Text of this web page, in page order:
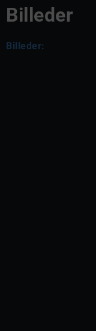
Billeder
Billeder: